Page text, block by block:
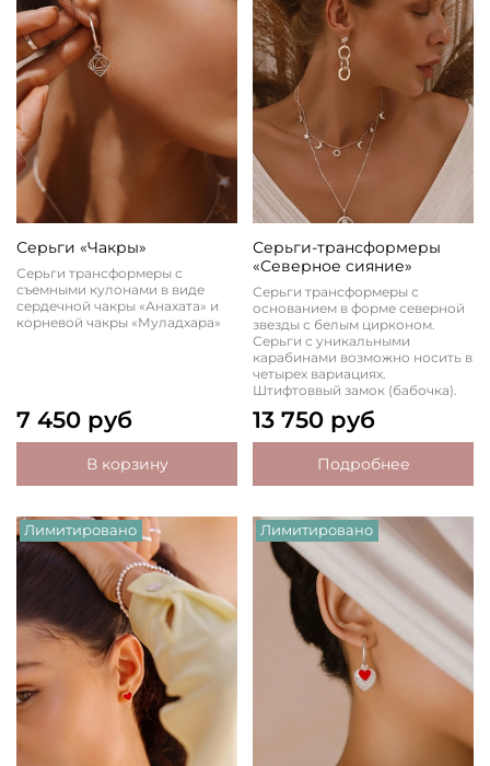
Серьги «Чакры»
Серьги трансформеры с
съемными кулонами в виде
сердечной чакры «Анахата» и
корневой чакры «Муладхара»
7 450 руб
В корзину
Серьги-трансформеры
«Северное сияние»
Серьги трансформеры с
основанием в форме северной
звезды с белым цирконом.
Серьги с уникальными
карабинами возможно носить в
четырех вариациях.
Штифтоввый замок (бабочка).
13 750 руб
Подробнее
Лимитировано Лимитировано